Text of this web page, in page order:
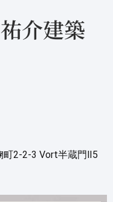
介建築
町2-2-3 Vort半蔵門Ⅱ5